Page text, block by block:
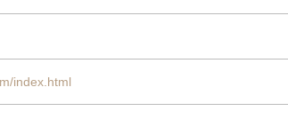
index.html